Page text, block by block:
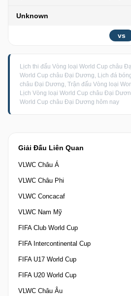
Giải Đấu Liên Quan
VLWC Châu Á
VLWC Châu Phi
VLWC Concacaf
VLWC Nam Mỹ
FIFA Club World Cup
FIFA Intercontinental Cup
FIFA U17 World Cup
FIFA U20 World Cup
VLWC Châu Âu
Unknown
vs
Lịch thi đấu Vòng loại World Cup châu
World Cup châu Đại Dương, Lịch đá
châu Đại Dương, Trận đấu Vòng loại
Lịch Vòng loại World Cup châu Đại
World Cup châu Đại Dương hôm nay